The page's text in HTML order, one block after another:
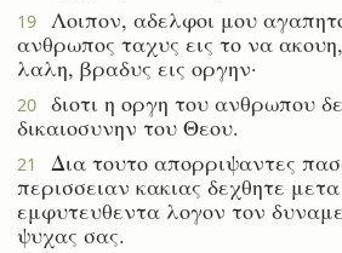
19
Λοιπον, αδελφοι μου
ανθρωπος ταχυς εις το να
λαλη, βραδυς εις οργην·
20
διοτι η οργη του ανθρωπου
δικαιοσυνην του Θεου.
21
Δια τουτο απορριψαντες
περισσειαν κακιας δεχθητε
εμφυτευθεντα λογον τον
ψυχας σας.